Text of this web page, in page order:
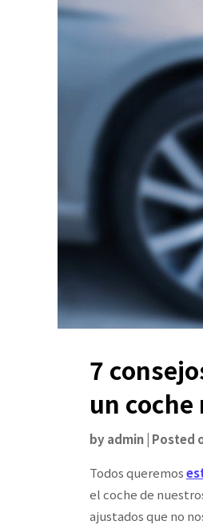
7
un coche
byadmin Posted
Todos queremos
el coche de
ajustados que no